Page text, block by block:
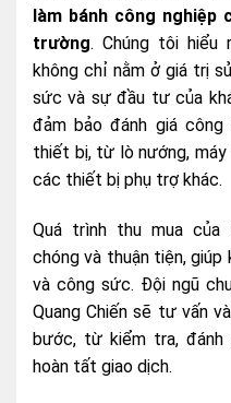
làm bánh công
trường. Chúng tôi
không chỉ nằm ở giá trị
sức và sự đầu tư của
đảm bảo đánh giá
thiết bị, từ lò nướng,
các thiết bị phụ trợ khác.
Quá trình thu mua của
chóng và thuận tiện,
và công sức. Đội ngũ
Quang Chiến sẽ tư vấn
bước, từ kiểm tra, đánh
hoàn tất giao dịch.